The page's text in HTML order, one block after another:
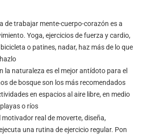
de trabajar mente-cuerpo-corazón es a
Yoga, ejercicios de fuerza y cardio,
o patines, nadar, haz más de lo que
la naturaleza es el mejor antídoto para el
de bosque son los más recomendados
en espacios al aire libre, en medio
o ríos
motivador real de moverte, diseña,
una rutina de ejercicio regular. Pon